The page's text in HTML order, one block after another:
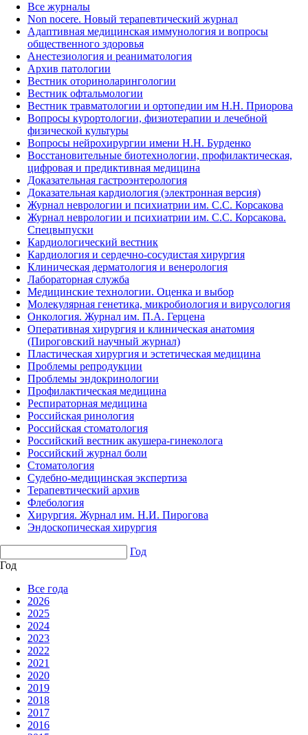
Все журналы
Non nocere. Новый терапевтический журнал
Адаптивная медицинская иммунология и вопросы
общественного здоровья
Анестезиология и реаниматология
Архив патологии
Вестник оториноларингологии
Вестник офтальмологии
Вестник травматологии и ортопедии им Н.Н. Приорова
Вопросы курортологии, физиотерапии и лечебной
физической культуры
Вопросы нейрохирургии имени Н.Н. Бурденко
Восстановительные биотехнологии, профилактическая,
цифровая и предиктивная медицина
Доказательная гастроэнтерология
Доказательная кардиология (электронная версия)
Журнал неврологии и психиатрии им. С.С. Корсакова
Журнал неврологии и психиатрии им. С.С. Корсакова.
Спецвыпуски
Кардиологический вестник
Кардиология и сердечно-сосудистая хирургия
Клиническая дерматология и венерология
Лабораторная служба
Медицинские технологии. Оценка и выбор
Молекулярная генетика, микробиология и вирусология
Онкология. Журнал им. П.А. Герцена
Оперативная хирургия и клиническая анатомия
(Пироговский научный журнал)
Пластическая хирургия и эстетическая медицина
Проблемы репродукции
Проблемы эндокринологии
Профилактическая медицина
Респираторная медицина
Российская ринология
Российская стоматология
Российский вестник акушера-гинеколога
Российский журнал боли
Стоматология
Судебно-медицинская экспертиза
Терапевтический архив
Флебология
Хирургия. Журнал им. Н.И. Пирогова
Эндоскопическая хирургия
Год
Год
Все года
2026
2025
2024
2023
2022
2021
2020
2019
2018
2017
2016